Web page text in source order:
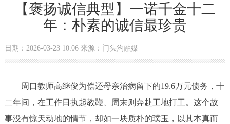
【褒扬诚信典型】一诺千金十二
年：朴素的诚信最珍贵
日期：2026-03-23 10:06 来源：门头沟融媒
周口教师高继俊为偿还母亲治病留下的19.6万元债务，十
二年间，在工作日执起教鞭、周末则奔赴工地打工。这个故
事没有惊天动地的情节，却如一块质朴的璞玉，以其本真而